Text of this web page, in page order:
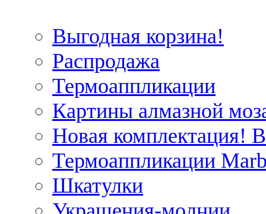
Выгодная корзина!
Распродажа
Термоаппликации
Картины алмазной
Новая комплектация!
Термоаппликации
Шкатулки